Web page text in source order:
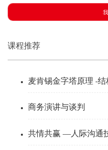
课程推荐
麦肯锡金字塔原理 -
商务演讲与谈判
共情共赢 —人际沟通